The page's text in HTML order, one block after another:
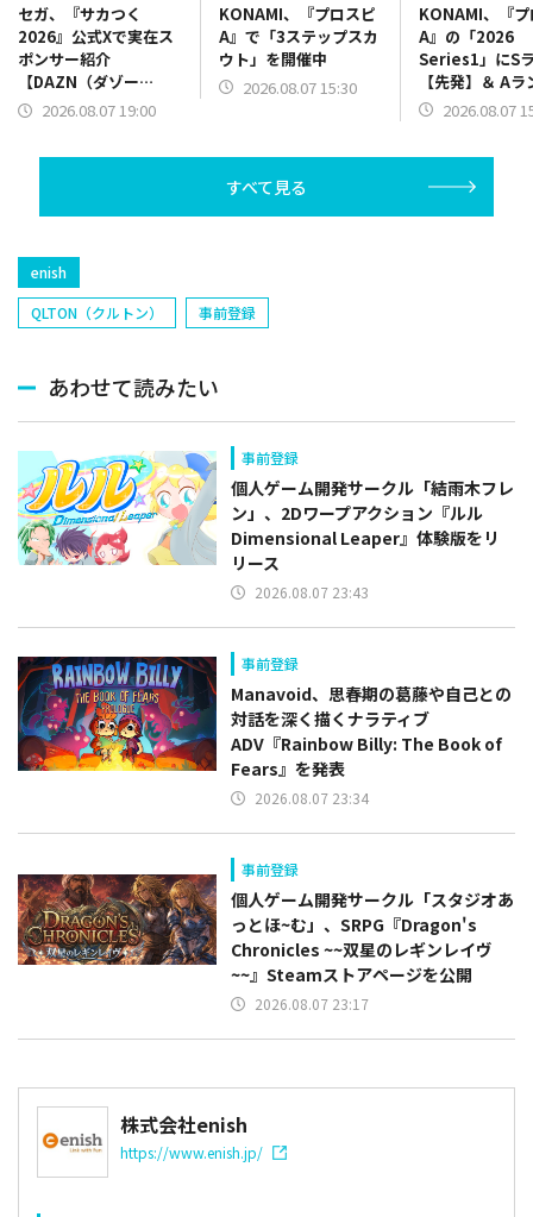
セガ、『サカつく
2026』公式Xで実在ス
ポンサー紹介
【DAZN（ダゾー
ン）】篇をポスト
2026.08.07 19:00
KONAMI、『プロスピ
A』で「3ステップスカ
ウト」を開催中
2026.08.07 15:30
KONAMI、『
A』の「2026
Series1」にS
【先発】＆ Aラ
【野手】新登
塁手)、持丸泰
捕手)など
2026.08.07
すべて見る
enish
QLTON（クルトン）
事前登録
あわせて読みたい
事前登録
個人ゲーム開発サークル「結雨木フレ
ン」、2Dワープアクション『ルル
Dimensional Leaper』体験版をリ
リース
2026.08.07 23:43
事前登録
Manavoid、思春期の葛藤や自己との
対話を深く描くナラティブ
ADV『Rainbow Billy: The Book of
Fears』を発表
2026.08.07 23:34
事前登録
個人ゲーム開発サークル「スタジオあ
っとほ~む」、SRPG『Dragon's
Chronicles ~~双星のレギンレイヴ
~~』Steamストアページを公開
2026.08.07 23:17
株式会社enish
https://www.enish.jp/